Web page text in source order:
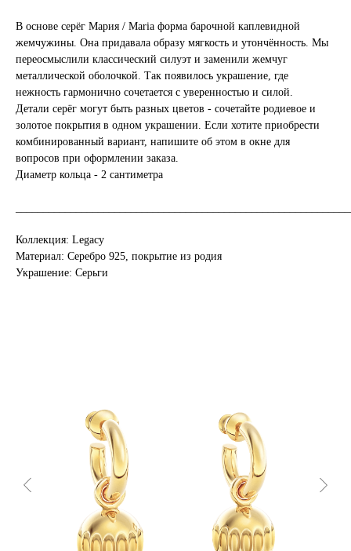
В основе серёг Мария / Maria форма барочной каплевидной
жемчужины. Она придавала образу мягкость и утончённость. Мы
переосмыслили классический силуэт и заменили жемчуг
металлической оболочкой. Так появилось украшение, где
нежность гармонично сочетается с уверенностью и силой.
Детали серёг могут быть разных цветов - сочетайте родиевое и
золотое покрытия в одном украшении. Если хотите приобрести
комбинированный вариант, напишите об этом в окне для
вопросов при оформлении заказа.
Диаметр кольца - 2 сантиметра
Коллекция: Legacy
Материал: Серебро 925, покрытие из родия
Украшение: Серьги